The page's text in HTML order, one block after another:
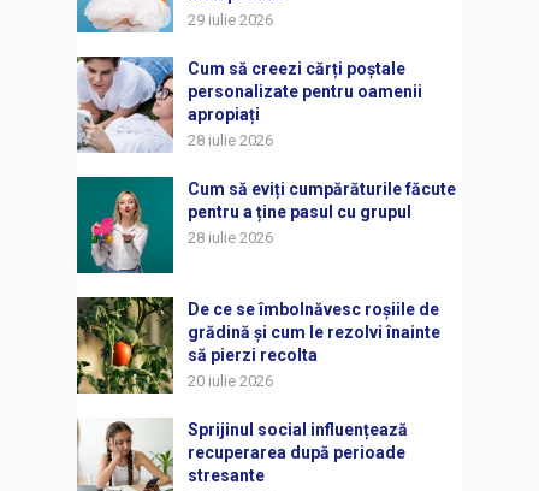
29 iulie 2026
Cum să creezi cărți poștale
personalizate pentru oamenii
apropiați
28 iulie 2026
Cum să eviți cumpărăturile făcute
pentru a ține pasul cu grupul
28 iulie 2026
De ce se îmbolnăvesc roșiile de
grădină și cum le rezolvi înainte
să pierzi recolta
20 iulie 2026
Sprijinul social influențează
recuperarea după perioade
stresante